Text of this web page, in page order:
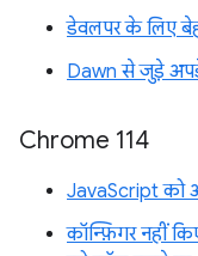
डेवलपर के लिए
Dawn से जुड़े
Chrome 114
JavaScript को
कॉन्फ़िगर नहीं